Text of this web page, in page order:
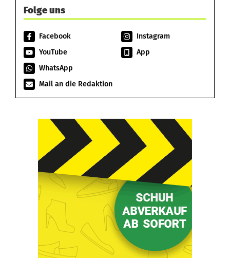
Folge uns
Facebook
Instagram
YouTube
App
WhatsApp
Mail an die Redaktion